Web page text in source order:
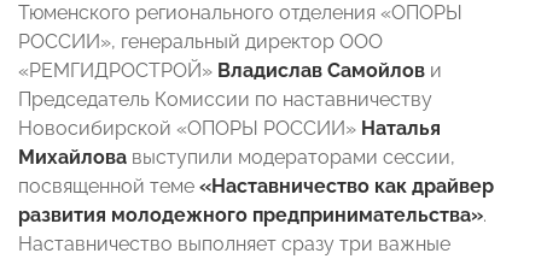
Тюменского регионального отделения «ОПОРЫ
РОССИИ», генеральный директор ООО
«РЕМГИДРОСТРОЙ» Владислав Самойлов и
Председатель Комиссии по наставничеству
Новосибирской «ОПОРЫ РОССИИ» Наталья
Михайлова выступили модераторами сессии,
посвященной теме «Наставничество как драйвер
развития молодежного предпринимательства».
Наставничество выполняет сразу три важные